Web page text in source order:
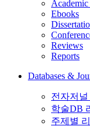
Academic
Ebooks
Reviews
Reports
Databases &
전자저널
학술DB
주제별